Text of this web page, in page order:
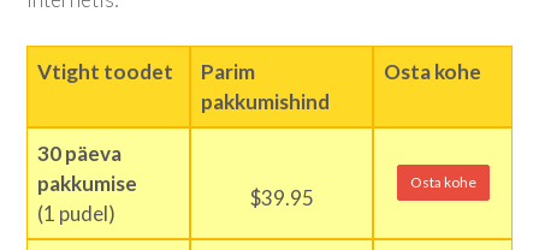
Vtight toodet
Parim
pakkumishind
Osta kohe
30 päeva
pakkumise
(1 pudel)
$39.95
Osta kohe